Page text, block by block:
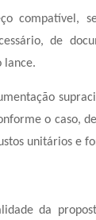
compatível,
de
lance.
o caso,
unitários e
da